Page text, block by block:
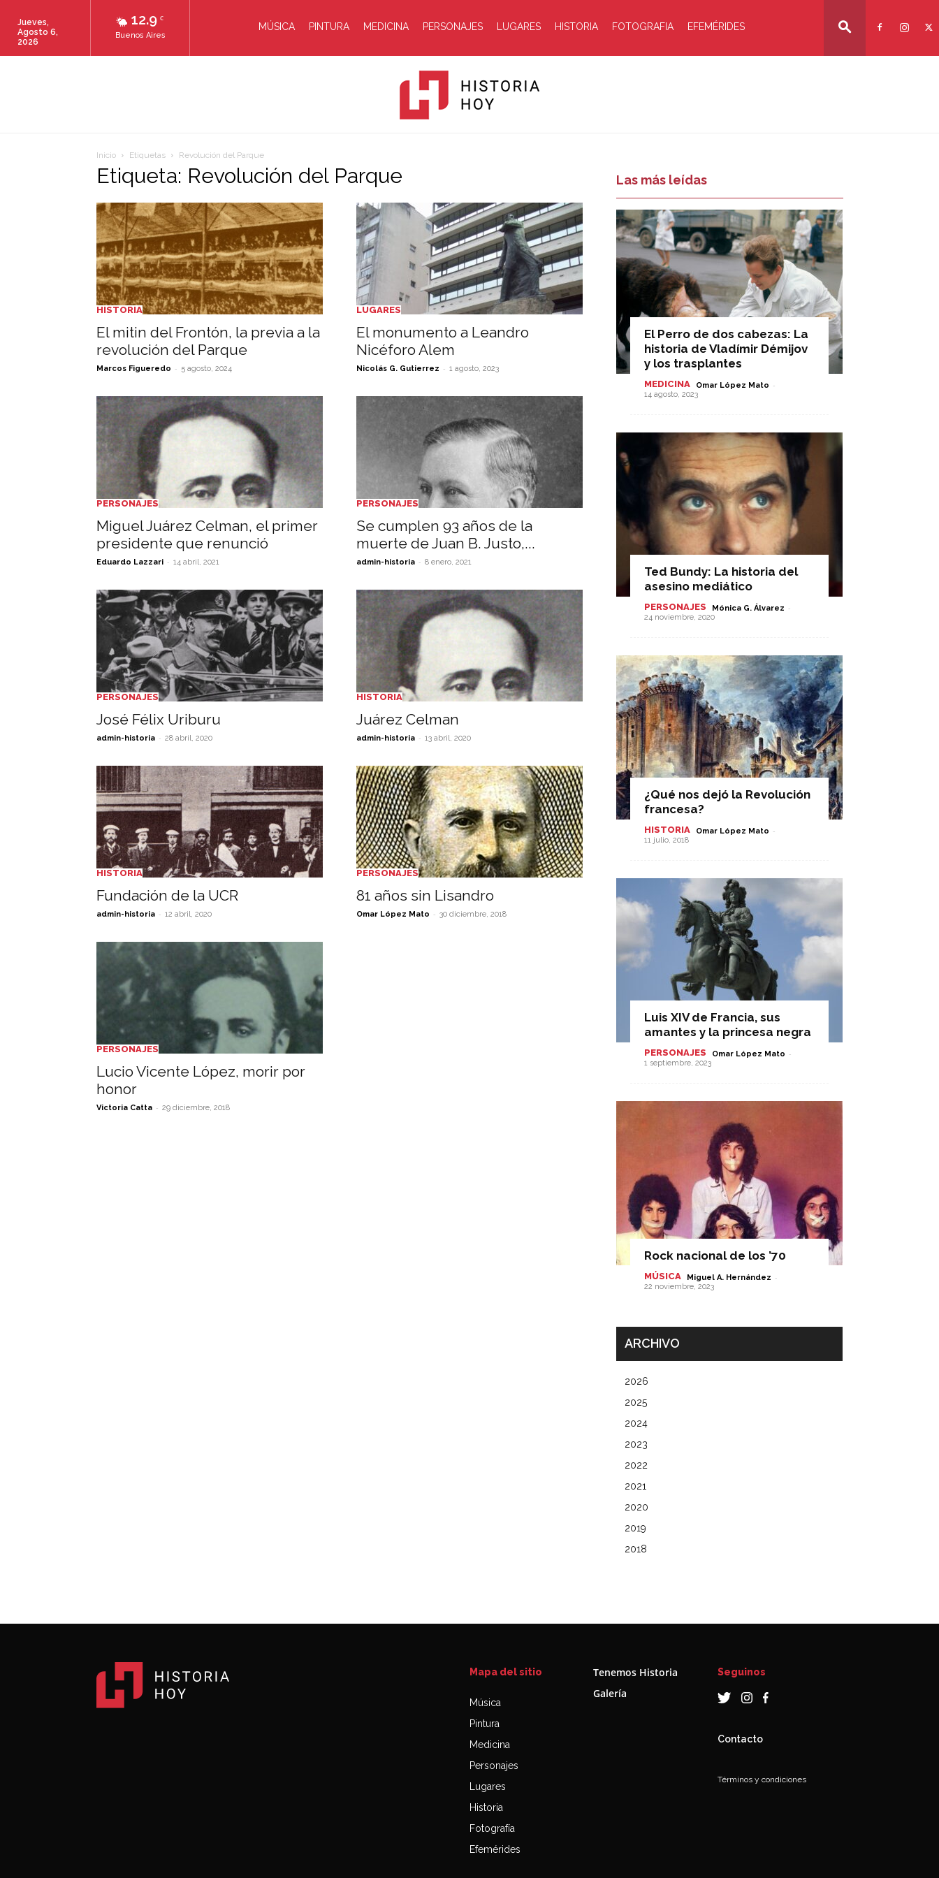
12.9 C
Buenos Aires
Jueves,
Agosto 6,
2026
MÚSICA PINTURA MEDICINA PERSONAJES LUGARES HISTORIA FOTOGRAFIA EFEMÉRIDES
Hoy
Inicio Etiquetas Revolución del Parque
Etiqueta: Revolución del Parque
HISTORIA
El mitin del Frontón, la previa a la
revolución del Parque
Marcos Figueredo - 5 agosto, 2024
LUGARES
El monumento a Leandro
Nicéforo Alem
Nicolás G. Gutierrez - 1 agosto, 2023
PERSONAJES
Miguel Juárez Celman, el primer
presidente que renunció
Eduardo Lazzari - 14 abril, 2021
PERSONAJES
Se cumplen 93 años de la
muerte de Juan B. Justo,...
admin-historia - 8 enero, 2021
PERSONAJES
José Félix Uriburu
admin-historia - 28 abril, 2020
HISTORIA
Juárez Celman
admin-historia - 13 abril, 2020
HISTORIA
Fundación de la UCR
admin-historia - 12 abril, 2020
PERSONAJES
81 años sin Lisandro
Omar López Mato - 30 diciembre, 2018
PERSONAJES
Lucio Vicente López, morir por
honor
Victoria Catta - 29 diciembre, 2018
Las más leídas
El Perro de dos cabezas: La
historia de Vladímir Démijov
y los trasplantes
MEDICINA Omar López Mato -
14 agosto, 2023
Ted Bundy: La historia del
asesino mediático
PERSONAJES Mónica G. Álvarez -
24 noviembre, 2020
¿Qué nos dejó la Revolución
francesa?
HISTORIA Omar López Mato -
11 julio, 2018
Luis XIV de Francia, sus
amantes y la princesa negra
PERSONAJES Omar López Mato -
1 septiembre, 2023
Rock nacional de los ’70
MÚSICA Miguel A. Hernández -
22 noviembre, 2023
ARCHIVO
2026
2025
2024
2023
2022
2021
2020
2019
2018
Mapa del sitio
Música
Pintura
Medicina
Personajes
Lugares
Historia
Fotografía
Efemérides
Tenemos Historia
Galería
Seguinos
Contacto
Términos y condiciones